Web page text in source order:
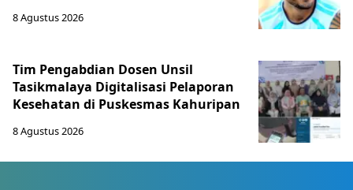
8 Agustus 2026
Tim Pengabdian Dosen Unsil
Tasikmalaya Digitalisasi Pelaporan
Kesehatan di Puskesmas Kahuripan
8 Agustus 2026